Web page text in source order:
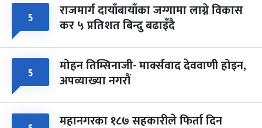
५ राजमार्ग दायाँबायाँका जग्गामा लाग्ने विकास
कर ५ प्रतिशत बिन्दु बढाइँदै
५ मोहन तिम्सिनाजी- मार्क्सवाद देववाणी होइन,
अपव्याख्या नगरौं
महानगरका १८७ सहकारीले फिर्ता दिन